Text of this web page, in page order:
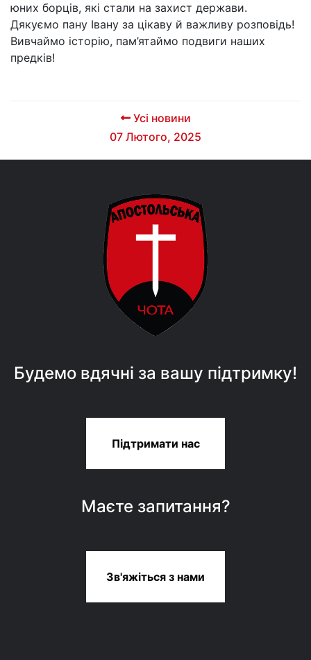
юних борців, які стали на захист держави.
Дякуємо пану Івану за цікаву й важливу розповідь!
Вивчаймо історію, пам’ятаймо подвиги наших
предків!
Усі новини
07 Лютого, 2025
Будемо вдячні за вашу підтримку!
Підтримати нас
Маєте запитання?
Зв'яжіться з нами